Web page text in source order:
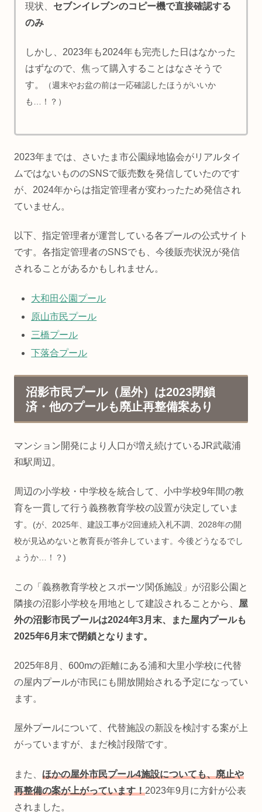
現状、 セブンイレブンのコピー機で直接確認する
のみ
しかし、 2023年も2024年も完売した日はなかった
はずなので、焦って購入することはなさそうで
す。
（週末やお盆の前は一応確認したほうがいいか
も…！？）
2023年までは、さいたま市公園緑地協会がリアルタイ
ムではないもののSNSで販売数を発信していたのです
が、2024年からは指定管理者が変わったため発信され
ていません。
以下、指定管理者が運営している各プールの公式サイト
です。各指定管理者のSNSでも、今後販売状況が発信
されることがあるかもしれません。
大和田公園プール
原山市民プール
三橋プール
下落合プール
沼影市民プール（屋外）は2023閉鎖
済・他のプールも廃止再整備案あり
マンション開発により人口が増え続けているJR武蔵浦
和駅周辺。
周辺の小学校・中学校を統合して、小中学校9年間の教
育を一貫して行う義務教育学校の設置が決定していま
す。 (が、2025年、建設工事が2回連続入札不調、2028年の開
校が見込めないと教育長が答弁しています。今後どうなるでし
ょうか…！？)
この「義務教育学校とスポーツ関係施設」が沼影公園と
隣接の沼影小学校を用地として建設されることから、 屋
外の沼影市民プールは2024年3月末、また屋内プールも
2025年6月末で閉鎖となります。
2025年8月、600mの距離にある浦和大里小学校に代替
の屋内プールが市民にも開放開始される予定になってい
ます。
屋外プールについて、代替施設の新設を検討する案が上
がっていますが、まだ検討段階です。
また、 ほかの屋外市民プール4施設についても、廃止や
再整備の案が上がっています！2023年9月に方針が公表
されました。